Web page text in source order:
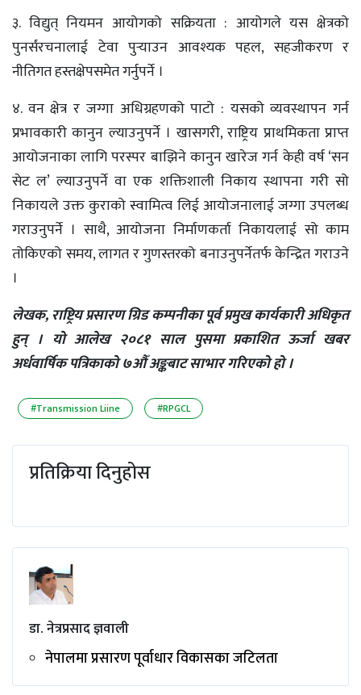
३. विद्युत् नियमन आयोगको सक्रियता : आयोगले यस क्षेत्रको
पुनर्संरचनालाई टेवा पुर्‍याउन आवश्यक पहल, सहजीकरण र
नीतिगत हस्तक्षेपसमेत गर्नुपर्ने ।
४. वन क्षेत्र र जग्गा अधिग्रहणको पाटो : यसको व्यवस्थापन गर्न
प्रभावकारी कानुन ल्याउनुपर्ने । खासगरी, राष्ट्रिय प्राथमिकता प्राप्त
आयोजनाका लागि परस्पर बाझिने कानुन खारेज गर्न केही वर्ष ‘सन
सेट ल’ ल्याउनुपर्ने वा एक शक्तिशाली निकाय स्थापना गरी सो
निकायले उक्त कुराको स्वामित्व लिई आयोजनालाई जग्गा उपलब्ध
गराउनुपर्ने । साथै, आयोजना निर्माणकर्ता निकायलाई सो काम
तोकिएको समय, लागत र गुणस्तरको बनाउनुपर्नेतर्फ केन्द्रित गराउने
।
लेखक, राष्ट्रिय प्रसारण ग्रिड कम्पनीका पूर्व प्रमुख कार्यकारी अधिकृत
हुन् । यो आलेख २०८१ साल पुसमा प्रकाशित ऊर्जा खबर
अर्धवार्षिक पत्रिकाको ७औँ अङ्कबाट साभार गरिएको हो ।
#Transmission Liine #RPGCL
प्रतिक्रिया दिनुहोस
डा. नेत्रप्रसाद ज्ञवाली
नेपालमा प्रसारण पूर्वाधार विकासका जटिलता